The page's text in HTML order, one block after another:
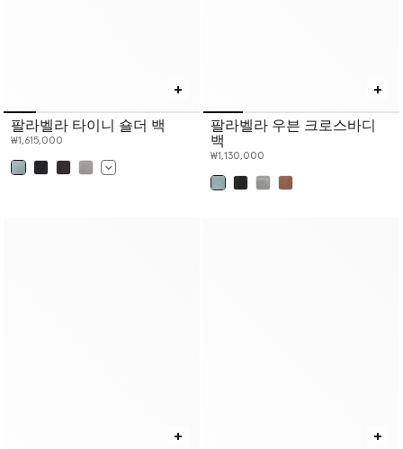
팔라벨라 타이니 숄더 백
₩1,615,000
팔라벨라 우븐 크로스바디
백
₩1,130,000